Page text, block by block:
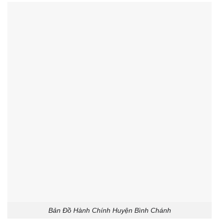
Bản Đồ Hành Chính Huyện Bình Chánh